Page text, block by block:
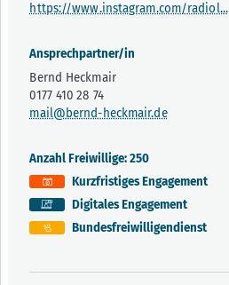
https://www.instagram.com/radiol...
Ansprechpartner/in
Bernd Heckmair
0177 410 28 74
mail@bernd-heckmair.de
Anzahl Freiwillige: 250
Kurzfristiges Engagement
Digitales Engagement
Bundesfreiwilligendienst